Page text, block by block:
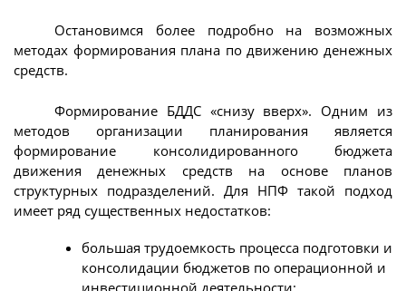
Остановимся более подробно на возможных
методах формирования плана по движению денежных
средств.
Формирование БДДС «снизу вверх». Одним из
методов организации планирования является
формирование консолидированного бюджета
движения денежных средств на основе планов
структурных подразделений. Для НПФ такой подход
имеет ряд существенных недостатков:
большая трудоемкость процесса подготовки и
консолидации бюджетов по операционной и